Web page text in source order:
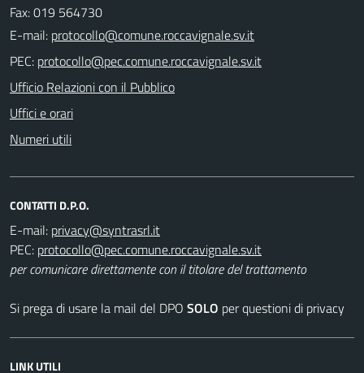
Fax: 019 564730
E-mail:
PEC:
Ufficio Relazioni con il Pubblico
Uffici e orari
Numeri utili
CONTATTI D.P.O.
E-mail:
PEC:
per comunicare direttamente con il titolare del trattamento
Si prega di usare la mail del DPO SOLO per questioni di privacy
LINK UTILI